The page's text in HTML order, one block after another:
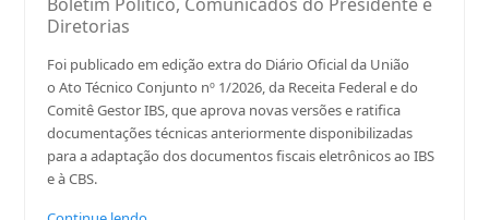
Diretorias
Foi publicado em edição extra do Diário Oficial da União
o Ato Técnico Conjunto nº 1/2026, da Receita Federal e do
Comitê Gestor IBS, que aprova novas versões e ratifica
documentações técnicas anteriormente disponibilizadas
para a adaptação dos documentos fiscais eletrônicos ao IBS
e à CBS.